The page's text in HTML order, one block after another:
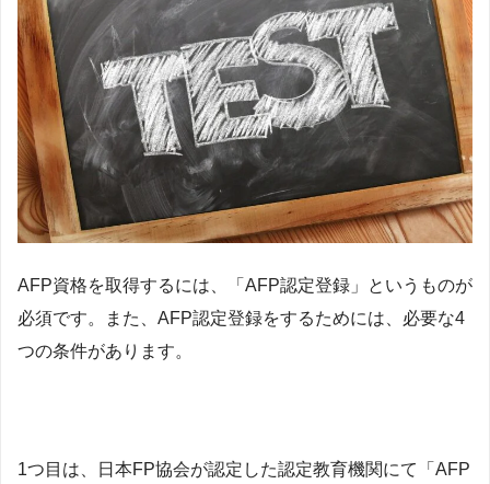
AFP資格を取得するには、「AFP認定登録」というものが
必須です。また、AFP認定登録をするためには、必要な4
つの条件があります。
1つ目は、日本FP協会が認定した認定教育機関にて「AFP